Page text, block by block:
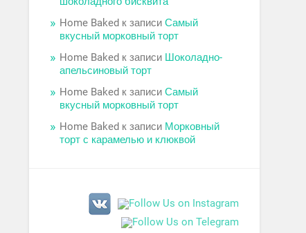
Home Baked к записиСамый
вкусный морковный торт
Home Baked к записи Шоколадно-
апельсиновый торт
Home Baked к записиСамый
вкусный морковный торт
Home Baked к записи Морковный
торт с карамелью и клюквой